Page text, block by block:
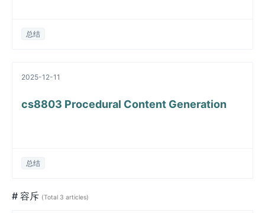
总结
2025-12-11
cs8803 Procedural Content Generation
总结
# 容斥 (Total 3 articles)